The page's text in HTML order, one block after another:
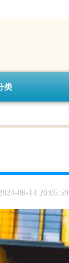
类
08-14 20:05:59